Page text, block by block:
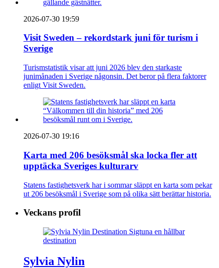
2026-07-30 19:59
Visit Sweden – rekordstark juni för turism i
Sverige
Turismstatistik visar att juni 2026 blev den starkaste
junimånaden i Sverige någonsin. Det beror på flera faktorer
enligt Visit Sweden.
2026-07-30 19:16
Karta med 206 besöksmål ska locka fler att
upptäcka Sveriges kulturarv
Statens fastighetsverk har i sommar släppt en karta som pekar
ut 206 besöksmål i Sverige som på olika sätt berättar historia.
Veckans profil
Sylvia Nylin